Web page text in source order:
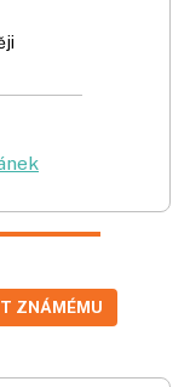
ZNÁMÉMU